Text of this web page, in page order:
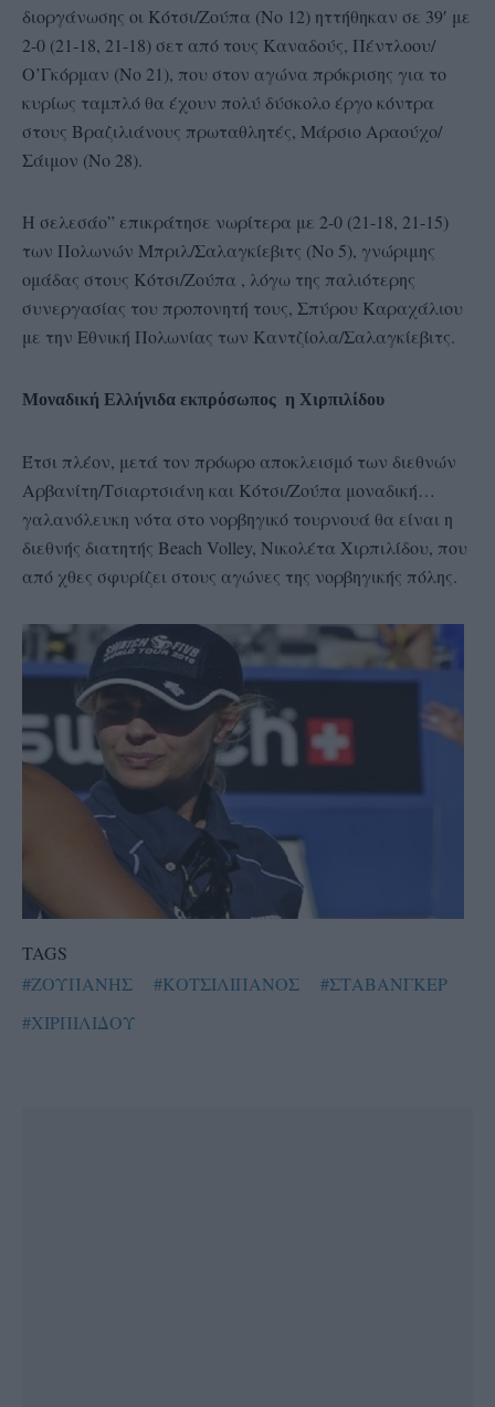
διοργάνωσης οι Κότσι/Ζούπα (Νο 12) ηττήθηκαν σε 39′ με
2-0 (21-18, 21-18) σετ από τους Καναδούς, Πέντλοου/
Ο’Γκόρμαν (Νο 21), που στον αγώνα πρόκρισης για το
κυρίως ταμπλό θα έχουν πολύ δύσκολο έργο κόντρα
στους Βραζιλιάνους πρωταθλητές, Μάρσιο Αραούχο/
Σάιμον (Νο 28).
Η σελεσάο” επικράτησε νωρίτερα με 2-0 (21-18, 21-15)
των Πολωνών Μπριλ/Σαλαγκίεβιτς (Νο 5), γνώριμης
ομάδας στους Κότσι/Ζούπα , λόγω της παλιότερης
συνεργασίας του προπονητή τους, Σπύρου Καραχάλιου
με την Εθνική Πολωνίας των Καντζίολα/Σαλαγκίεβιτς.
Μοναδική Ελλήνιδα εκπρόσωπος η Χιρπιλίδου
Έτσι πλέον, μετά τον πρόωρο αποκλεισμό των διεθνών
Αρβανίτη/Τσιαρτσιάνη και Κότσι/Ζούπα μοναδική…
γαλανόλευκη νότα στο νορβηγικό τουρνουά θα είναι η
διεθνής διατητής Beach Volley, Νικολέτα Χιρπιλίδου, που
από χθες σφυρίζει στους αγώνες της νορβηγικής πόλης.
TAGS
#ΖΟΥΠΑΝΗΣ
#ΚΟΤΣΙΛΙΠΑΝΟΣ
#ΣΤΑΒΑΝΓΚΕΡ
#ΧΙΡΠΙΛΙΔΟΥ